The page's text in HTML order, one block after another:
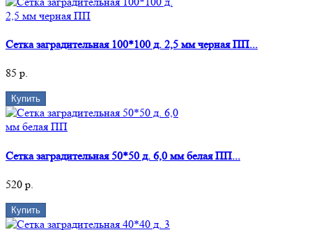
Сетка заградительная 100*100 д. 2,5 мм черная ПП...
85 р.
Купить
Сетка заградительная 50*50 д. 6,0 мм белая ПП...
520 р.
Купить